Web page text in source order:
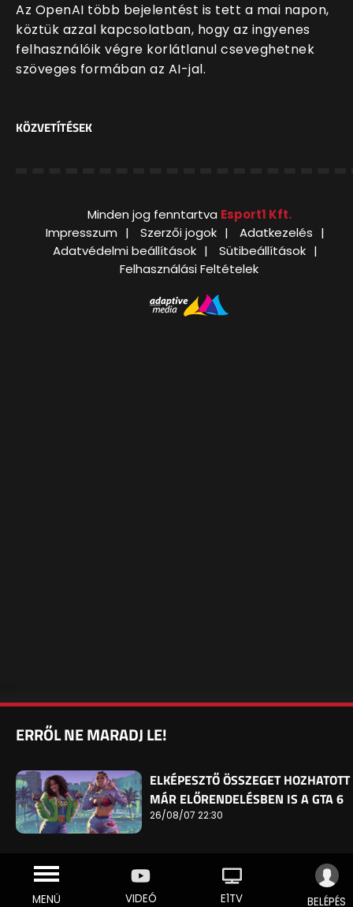
Az OpenAI több bejelentést is tett a mai napon,
köztük azzal kapcsolatban, hogy az ingyenes
felhasználóik végre korlátlanul cseveghetnek
szöveges formában az AI-jal.
KÖZVETÍTÉSEK
Minden jog fenntartva Esport1 Kft.
Impresszum
Szerzői jogok
Adatkezelés
Adatvédelmi beállítások
Sütibeállítások
Felhasználási Feltételek
MENÜ VIDEÓ E1TV BELÉPÉS
ERRŐL NE MARADJ LE!
ELKÉPESZTŐ ÖSSZEGET HOZHATOTT
MÁR ELŐRENDELÉSBEN IS A GTA 6
26/08/07 22:30